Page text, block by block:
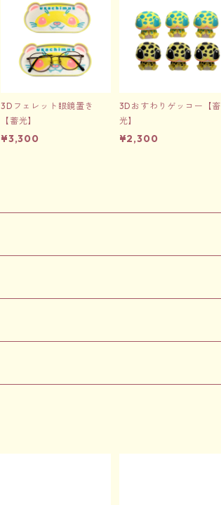
3Dフェレット眼鏡置き
【蓄光】
¥3,300
3Dおすわりゲッコー【畜
光】
¥2,300